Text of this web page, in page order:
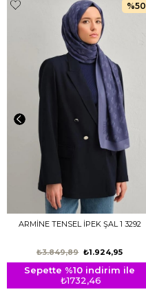
ARMİNE TENSEL İPEK ŞAL 1 3292
₺1.924,95
₺3.849,89
Sepette %10 indirim ile
₺1732,46
%50